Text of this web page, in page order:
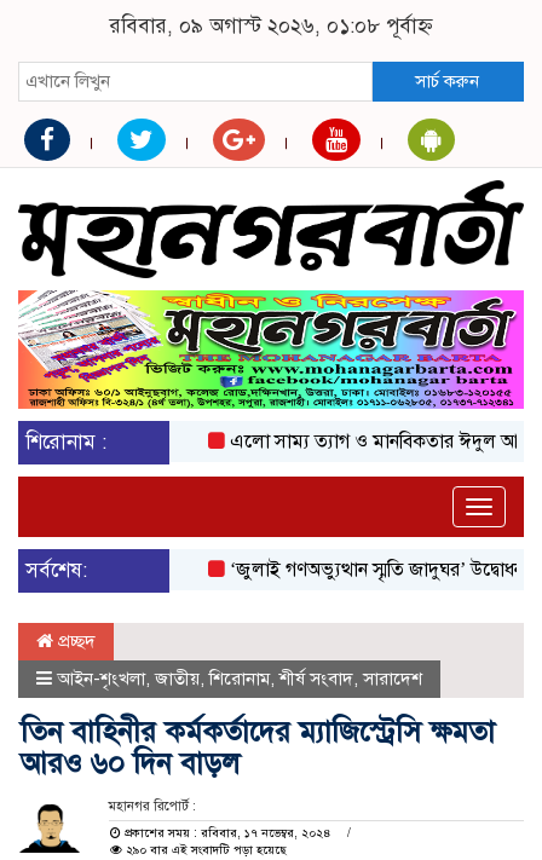
রবিবার, ০৯ অগাস্ট ২০২৬, ০১:০৮ পূর্বাহ্ন
সার্চ করুন
শিরোনাম : এলো সাম্য ত্যাগ ও মানবিকতার ঈদুল আজহা
Toggle
সর্বশেষ:
‘জুলাই গণঅভ্যুত্থান স্মৃতি জাদুঘর’ উদ্বোধন করলেন
প্রচ্ছদ
আইন-শৃংখলা,জাতীয়,শিরোনাম,শীর্ষ সংবাদ,সারাদেশ
তিন বাহিনীর কর্মকর্তাদের ম্যাজিস্ট্রেসি ক্ষমতা
আরও ৬০ দিন বাড়ল
মহানগর রিপোর্ট :
প্রকাশের সময় : রবিবার, ১৭ নভেম্বর, ২০২৪
২৯০ বার এই সংবাদটি পড়া হয়েছে